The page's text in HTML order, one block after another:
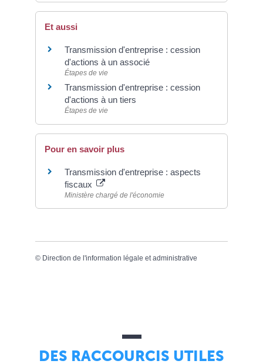
Et aussi
Transmission d'entreprise : cession
d'actions à un associé
Étapes de vie
Transmission d'entreprise : cession
d'actions à un tiers
Étapes de vie
Pour en savoir plus
Transmission d'entreprise : aspects
fiscaux
Ministère chargé de l'économie
© Direction de l'information légale et administrative
DES RACCOURCIS UTILES